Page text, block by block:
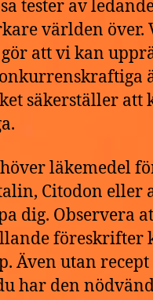
tester av
världen över.
att vi kan
säkerställer att
läkemedel
Citodon
dig. Observera
föreskrifter
Även utan
har den